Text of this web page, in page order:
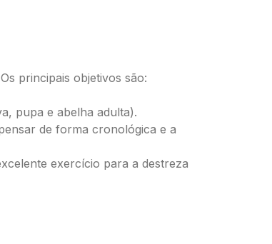
principais objetivos são:
pupa e abelha adulta).
de forma cronológica e a
exercício para a destreza